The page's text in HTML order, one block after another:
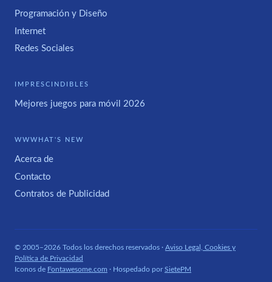
Programación y Diseño
Internet
Redes Sociales
IMPRESCINDIBLES
Mejores juegos para móvil 2026
WWWHAT'S NEW
Acerca de
Contacto
Contratos de Publicidad
© 2005–2026 Todos los derechos reservados · Aviso Legal, Cookies y
Política de Privacidad
Iconos de Fontawesome.com · Hospedado porSietePM